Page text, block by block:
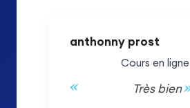
anthonny prost
Cours en ligne
Très bien